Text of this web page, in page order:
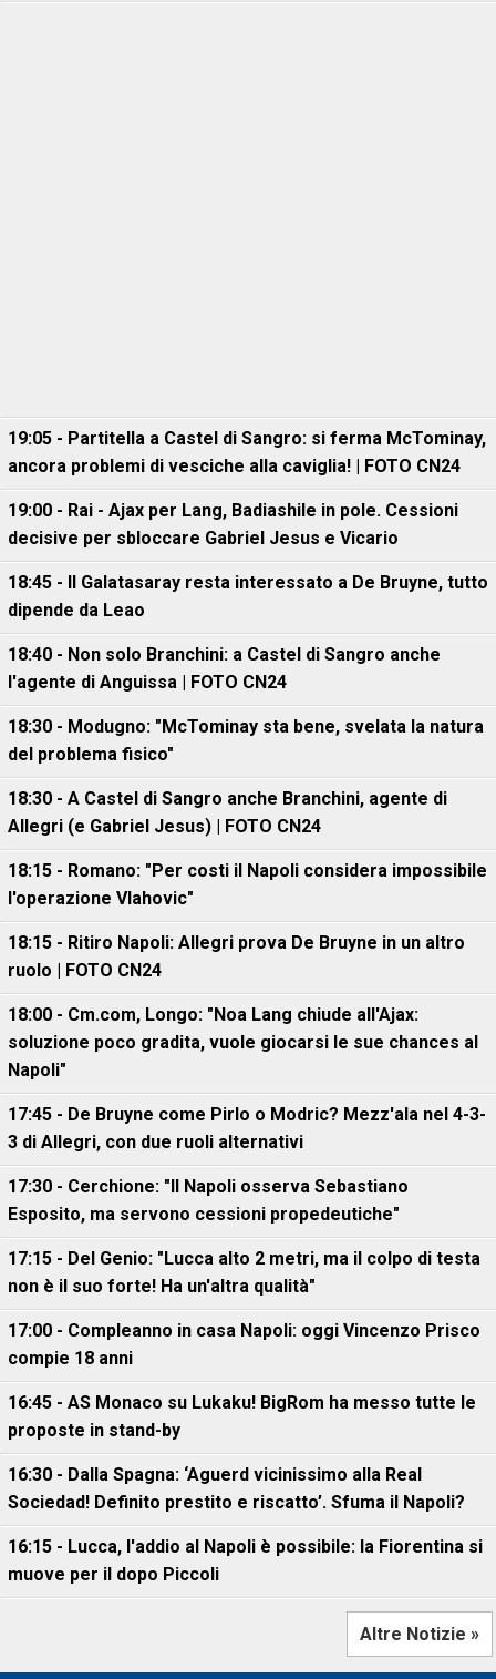
19:05 - Partitella a Castel di Sangro: si ferma McTominay,
ancora problemi di vesciche alla caviglia! | FOTO CN24
19:00 - Rai - Ajax per Lang, Badiashile in pole. Cessioni
decisive per sbloccare Gabriel Jesus e Vicario
18:45 - Il Galatasaray resta interessato a De Bruyne, tutto
dipende da Leao
18:40 - Non solo Branchini: a Castel di Sangro anche
l'agente di Anguissa | FOTO CN24
18:30 - Modugno: "McTominay sta bene, svelata la natura
del problema fisico"
18:30 - A Castel di Sangro anche Branchini, agente di
Allegri (e Gabriel Jesus) | FOTO CN24
18:15 - Romano: "Per costi il Napoli considera impossibile
l'operazione Vlahovic"
18:15 - Ritiro Napoli: Allegri prova De Bruyne in un altro
ruolo | FOTO CN24
18:00 - Cm.com, Longo: "Noa Lang chiude all'Ajax:
soluzione poco gradita, vuole giocarsi le sue chances al
Napoli"
17:45 - De Bruyne come Pirlo o Modric? Mezz'ala nel 4-3-
3 di Allegri, con due ruoli alternativi
17:30 - Cerchione: "Il Napoli osserva Sebastiano
Esposito, ma servono cessioni propedeutiche"
17:15 - Del Genio: "Lucca alto 2 metri, ma il colpo di testa
non è il suo forte! Ha un'altra qualità"
17:00 - Compleanno in casa Napoli: oggi Vincenzo Prisco
compie 18 anni
16:45 - AS Monaco su Lukaku! BigRom ha messo tutte le
proposte in stand-by
16:30 - Dalla Spagna: ‘Aguerd vicinissimo alla Real
Sociedad! Definito prestito e riscatto’. Sfuma il Napoli?
16:15 - Lucca, l'addio al Napoli è possibile: la Fiorentina si
muove per il dopo Piccoli
Altre Notizie »